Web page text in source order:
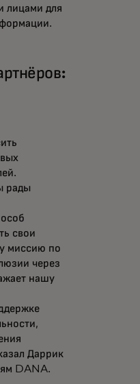
лицами для
рады
свои
миссию по
через
нашу
Даррик
DANA.